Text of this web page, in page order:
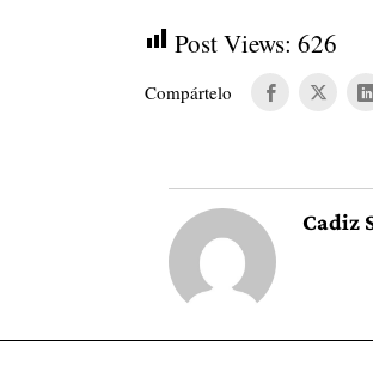
Post Views: 626
Compártelo
Cadiz